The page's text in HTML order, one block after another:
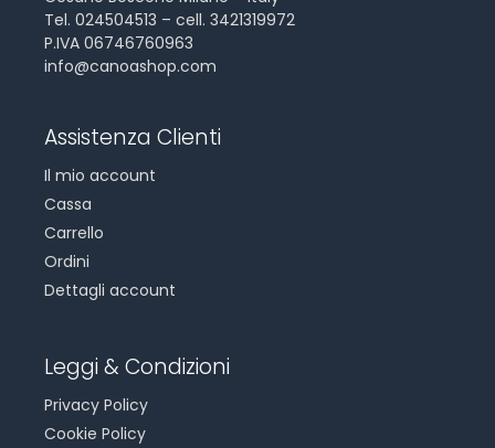
Tel. 024504513 – cell. 3421319972
P.IVA 06746760963
info@canoashop.com
Assistenza Clienti
Il mio account
Cassa
Carrello
Ordini
Dettagli account
Leggi & Condizioni
Privacy Policy
Cookie Policy